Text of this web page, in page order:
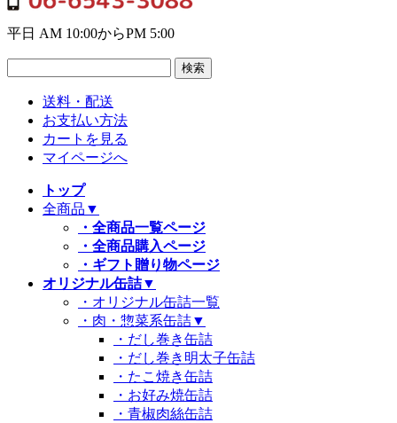
平日 AM 10:00からPM 5:00
送料・配送
お支払い方法
カートを見る
マイページへ
トップ
全商品 ▼
・全商品一覧ページ
・全商品購入ページ
・ギフト贈り物ページ
オリジナル缶詰▼
・オリジナル缶詰一覧
・肉・惣菜系缶詰▼
・だし巻き缶詰
・だし巻き明太子缶詰
・たこ焼き缶詰
・お好み焼缶詰
・青椒肉絲缶詰